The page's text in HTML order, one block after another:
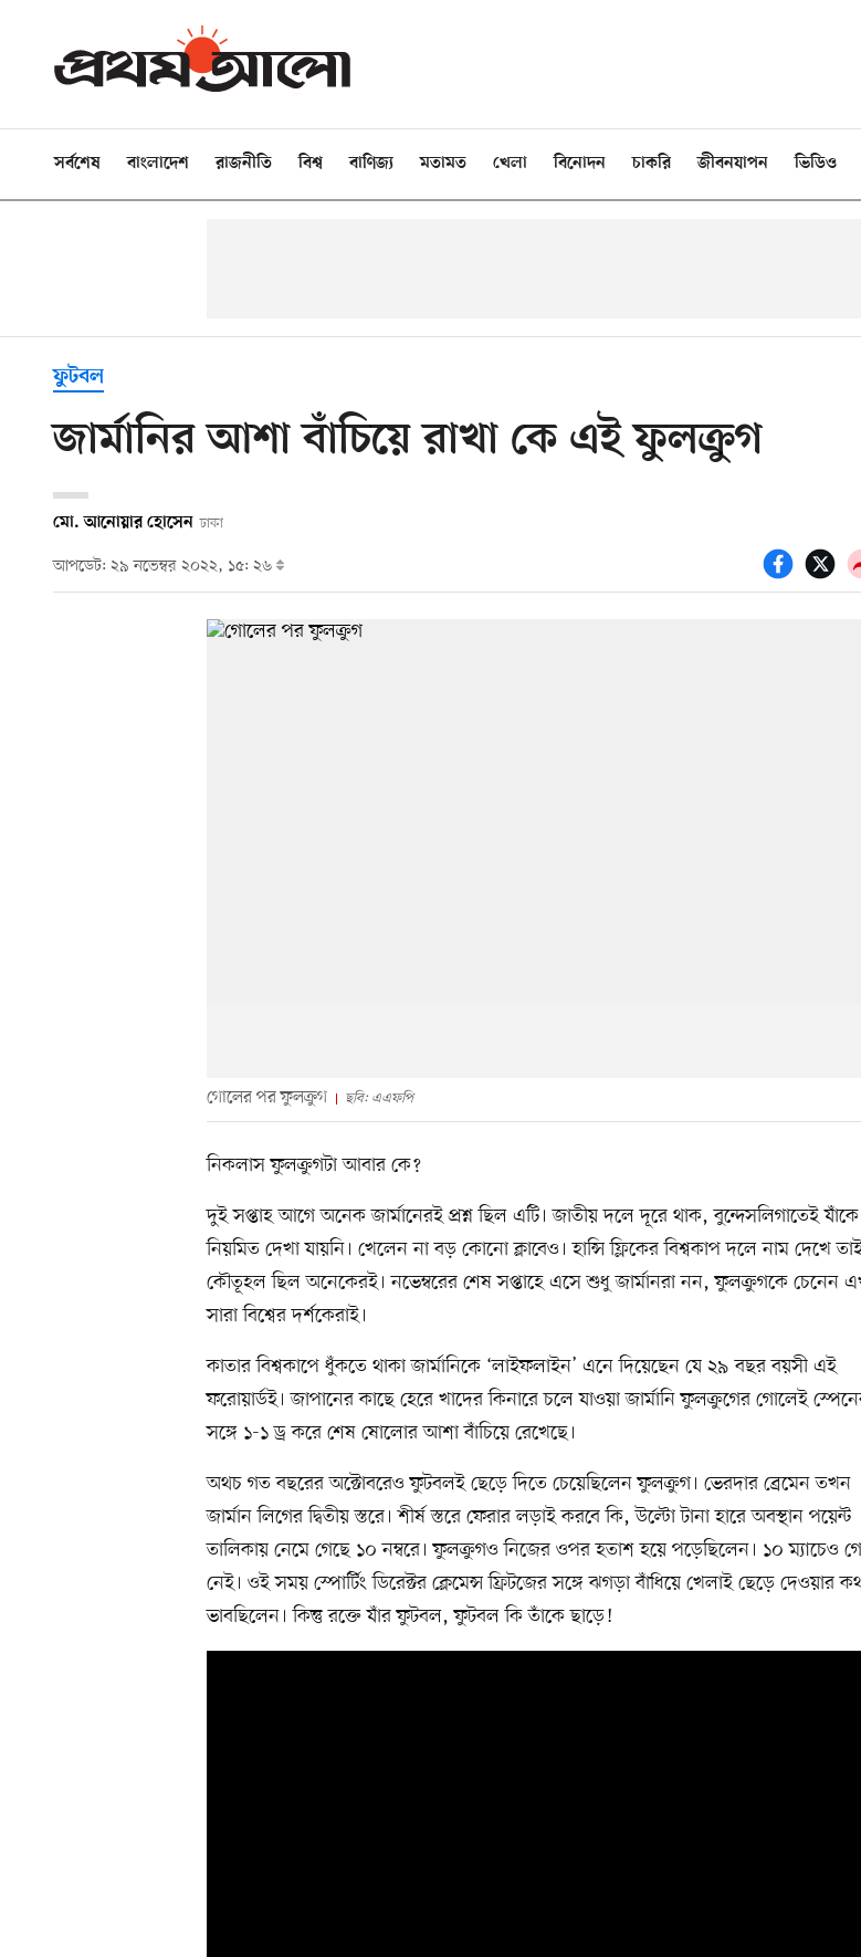
সর্বশেষ বাংলাদেশ রাজনীতি বিশ্ব বাণিজ্য মতামত খেলা বিনোদন চাকরি জীবনযাপন ভিডিও
ফুটবল
জার্মানির আশা বাঁচিয়ে রাখা কে এই ফুলক্রুগ
মো. আনোয়ার হোসেন ঢাকা
আপডেট: ২৯ নভেম্বর ২০২২, ১৫: ২৬
গোলের পর ফুলক্রুগ ছবি: এএফপি
নিকলাস ফুলক্রুগটা আবার কে?
দুই সপ্তাহ আগে অনেক জার্মানেরই প্রশ্ন ছিল এটি। জাতীয় দলে দূরে থাক, বুন্দেসলিগাতেই যাঁকে
নিয়মিত দেখা যায়নি। খেলেন না বড় কোনো ক্লাবেও। হান্সি ফ্লিকের বিশ্বকাপ দলে নাম দেখে
কৌতূহল ছিল অনেকেরই। নভেম্বরের শেষ সপ্তাহে এসে শুধু জার্মানরা নন, ফুলক্রুগকে চেনেন
সারা বিশ্বের দর্শকেরাই।
কাতার বিশ্বকাপে ধুঁকতে থাকা জার্মানিকে ‘লাইফলাইন’ এনে দিয়েছেন যে ২৯ বছর বয়সী এই
ফরোয়ার্ডই। জাপানের কাছে হেরে খাদের কিনারে চলে যাওয়া জার্মানি ফুলক্রুগের গোলেই
সঙ্গে ১-১ ড্র করে শেষ ষোলোর আশা বাঁচিয়ে রেখেছে।
অথচ গত বছরের অক্টোবরেও ফুটবলই ছেড়ে দিতে চেয়েছিলেন ফুলক্রুগ। ভেরদার ব্রেমেন তখন
জার্মান লিগের দ্বিতীয় স্তরে। শীর্ষ স্তরে ফেরার লড়াই করবে কি, উল্টো টানা হারে অবস্থান পয়েন্ট
তালিকায় নেমে গেছে ১০ নম্বরে। ফুলক্রুগও নিজের ওপর হতাশ হয়ে পড়েছিলেন। ১০ ম্যাচেও
নেই। ওই সময় স্পোর্টিং ডিরেক্টর ক্লেমেন্স ফ্রিটজের সঙ্গে ঝগড়া বাঁধিয়ে খেলাই ছেড়ে দেওয়ার
ভাবছিলেন। কিন্তু রক্তে যাঁর ফুটবল, ফুটবল কি তাঁকে ছাড়ে!